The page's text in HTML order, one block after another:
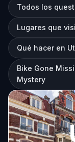
Todos los
Lugares que
Qué hacer en
Bike Gone
Mystery